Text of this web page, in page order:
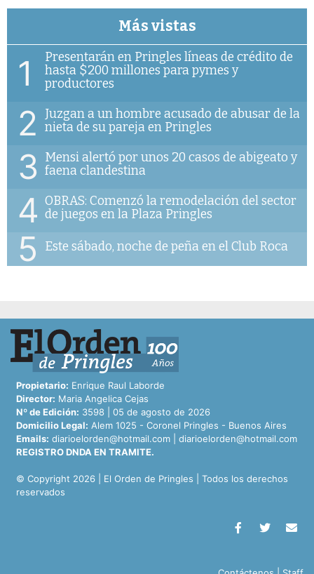
Más vistas
1
Presentarán en Pringles líneas de crédito de
hasta $200 millones para pymes y
productores
2
Juzgan a un hombre acusado de abusar de la
nieta de su pareja en Pringles
3
Mensi alertó por unos 20 casos de abigeato y
faena clandestina
4 OBRAS: Comenzó la remodelación del sector
de juegos en la Plaza Pringles
5 Este sábado, noche de peña en el Club Roca
Propietario: Enrique Raul Laborde
Director: Maria Angelica Cejas
Nº de Edición: 3598 | 05 de agosto de 2026
Domicilio Legal: Alem 1025 - Coronel Pringles - Buenos Aires
Emails: diarioelorden@hotmail.com
diarioelorden@hotmail.com
REGISTRO DNDA EN TRAMITE.
© Copyright 2026 | El Orden de Pringles | Todos los derechos
reservados